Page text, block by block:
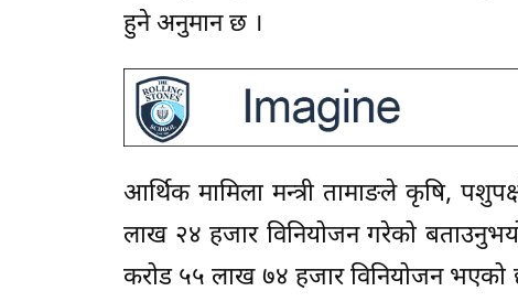
हुने अनुमान छ ।
आर्थिक मामिला मन्त्री तामाङले कृषि,
लाख २४ हजार विनियोजन गरेको
करोड ५५ लाख ७४ हजार विनियोजन भएको